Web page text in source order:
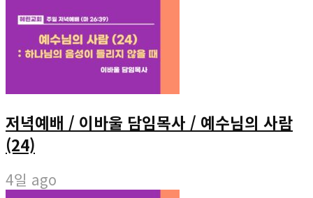
저녁예배 / 이바울 담임목사 / 예수님의 사람
(24)
4일 ago